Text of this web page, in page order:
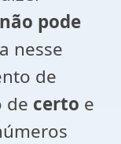
não pode
nesse
de
de certo e